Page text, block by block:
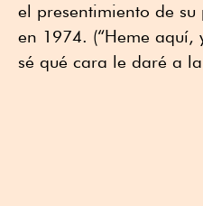
el presentimiento de
en 1974. (“Heme
sé qué cara le daré a